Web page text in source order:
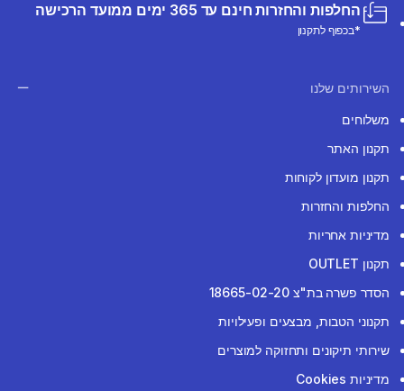
החלפות והחזרות חינם עד 365 ימים ממועד הרכישה
*בכפוף לתקנון
השירותים שלנו
משלוחים
תקנון האתר
תקנון מועדון לקוחות
החלפות והחזרות
מדיניות אחריות
תקנון OUTLET
הסדר פשרה בת"צ 18665-02-20
תקנוני הטבות, מבצעים ופעילויות
שירותי תיקונים ותחזוקה למוצרים
מדיניות Cookies